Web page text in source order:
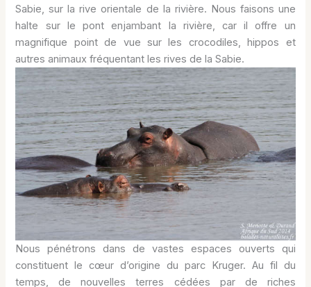
Sabie, sur la rive orientale de la rivière. Nous faisons une
halte sur le pont enjambant la rivière, car il offre un
magnifique point de vue sur les crocodiles, hippos et
autres animaux fréquentant les rives de la Sabie.
Nous pénétrons dans de vastes espaces ouverts qui
constituent le cœur d’origine du parc Kruger. Au fil du
temps, de nouvelles terres cédées par de riches